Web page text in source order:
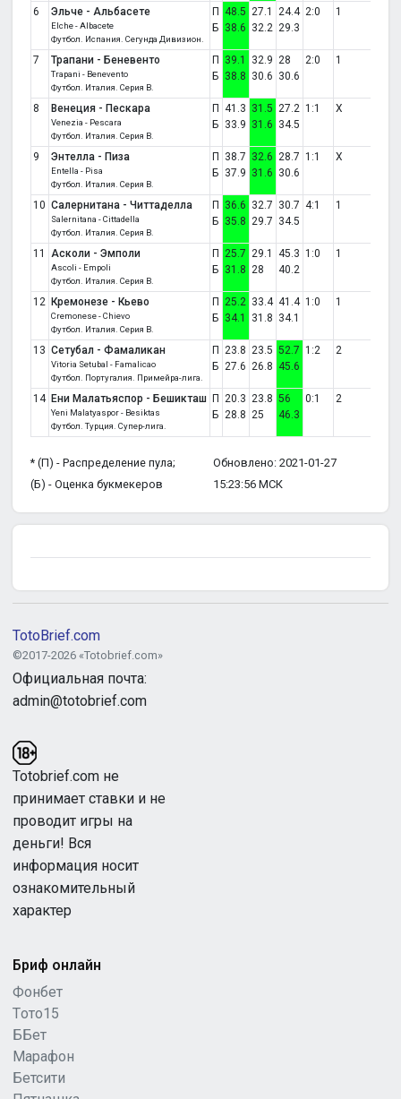
6 Эльче - Альбасете
Elche - Albacete
Футбол. Испания. Сегунда Дивизион.
П
Б
48.5
38.6
27.1
32.2
24.4
29.3
2:0 1
7 Трапани - Беневенто
Trapani - Benevento
Футбол. Италия. Серия B.
П
Б
39.1
38.8
32.9
30.6
28
30.6
2:0 1
8 Венеция - Пескара
Venezia - Pescara
Футбол. Италия. Серия B.
П
Б
41.3
33.9
31.5
31.6
27.2
34.5
1:1 X
9 Энтелла - Пиза
Entella - Pisa
Футбол. Италия. Серия B.
П
Б
38.7
37.9
32.6
31.6
28.7
30.6
1:1 X
10 Салернитана - Читтаделла
Salernitana - Cittadella
Футбол. Италия. Серия B.
П
Б
36.6
35.8
32.7
29.7
30.7
34.5
4:1 1
11 Асколи - Эмполи
Ascoli - Empoli
Футбол. Италия. Серия B.
П
Б
25.7
31.8
29.1
28
45.3
40.2
1:0 1
12 Кремонезе - Кьево
Cremonese - Chievo
Футбол. Италия. Серия B.
П
Б
25.2
34.1
33.4
31.8
41.4
34.1
1:0 1
13 Сетубал - Фамаликан
Vitoria Setubal - Famalicao
Футбол. Португалия. Примейра-лига.
П
Б
23.8
27.6
23.5
26.8
52.7
45.6
1:2 2
14 Ени Малатьяспор - Бешикташ
Yeni Malatyaspor - Besiktas
Футбол. Турция. Супер-лига.
П
Б
20.3
28.8
23.8
25
56
46.3
0:1 2
* (П) - Распределение пула;
(Б) - Оценка букмекеров
Обновлено: 2021-01-27
15:23:56 МСК
TotoBrief.com
©2017-2026 «Totobrief.com»
Официальная почта:
admin@totobrief.com
Totobrief.com не
принимает ставки и не
проводит игры на
деньги! Вся
информация носит
ознакомительный
характер
Бриф онлайн
Фонбет
Tото15
ББет
Марафон
Бетсити